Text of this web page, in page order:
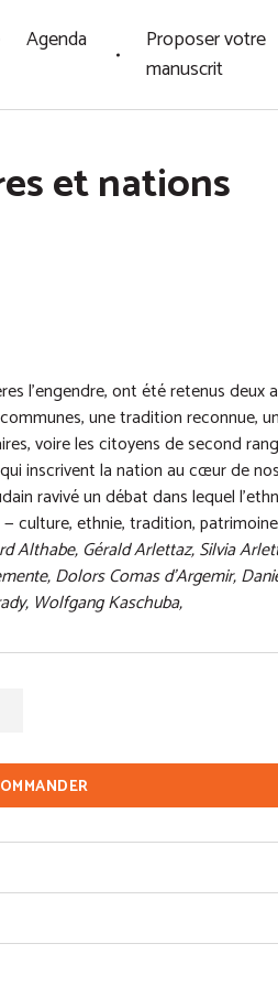
Agenda
Proposer votre
manuscrit
et nations
l’engendre, ont été retenus deux
une tradition reconnue,
voire les citoyens de second
inscrivent la nation au cœur de
ravivé un débat dans lequel
culture, ethnie, tradition,
Althabe, Gérald Arlettaz, Silvia
Dolors Comas d’Argemir,
Wolfgang Kaschuba,